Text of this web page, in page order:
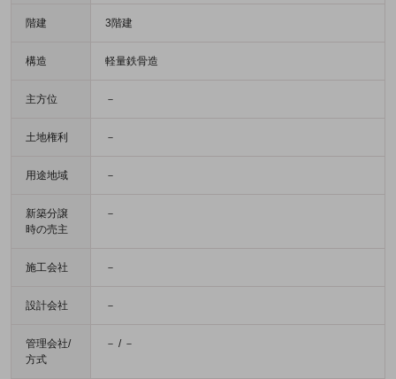
階建 3階建
構造 軽量鉄骨造
主方位 －
土地権利 －
用途地域 －
新築分譲
時の売主
－
施工会社 －
設計会社 －
管理会社/
方式
－ / －